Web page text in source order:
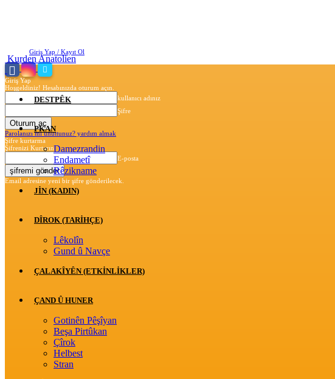
Giriş Yap / Kayıt Ol
Giriş Yap
Hoşgeldiniz! Hesabınızda oturum açın.
kullanıcı adınız
Şifre
Parolanızı mı unuttunuz? yardım almak
Şifre kurtarma
Şifrenizi Kurtarın
E-posta
Email adresine yeni bir şifre gönderilecek.
Kurden Anatolien
DESTPÊK
PKAN
Damezrandin
Endametî
Rêzikname
JİN (KADIN)
DÎROK (TARİHÇE)
Lêkolîn
Gund û Navçe
ÇALAKÎYÊN (ETKINLIKLER)
ÇAND Û HUNER
Gotinên Pêşîyan
Beşa Pirtûkan
Çîrok
Helbest
Stran